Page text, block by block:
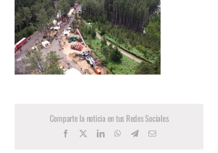
Comparte la noticia en tus Redes Sociales
Facebook LinkedInWhatsApp
TelegramCorreo